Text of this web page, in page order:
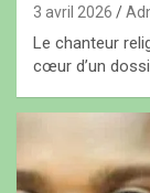
3 avril 2026
Le chanteur
cœur d’un